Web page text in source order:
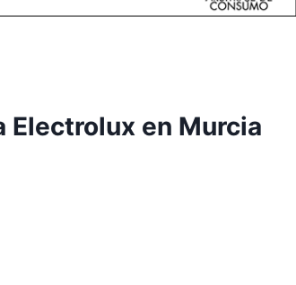
Electrolux en Murcia